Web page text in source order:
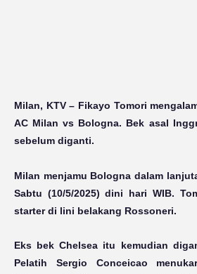
Milan, KTV– Fikayo Tomori
AC Milan vs Bologna. Bek asal
sebelum diganti.
Milan menjamu Bologna dalam
Sabtu (10/5/2025) dini hari WIB.
starter di lini belakang Rossoneri.
Eks bek Chelsea itu kemudian
Pelatih Sergio Conceicao